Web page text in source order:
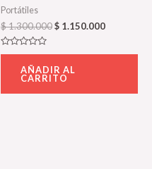
Portátiles
$1.300.000$ 1.150.000
Valorado
AÑADIR AL
CARRITO